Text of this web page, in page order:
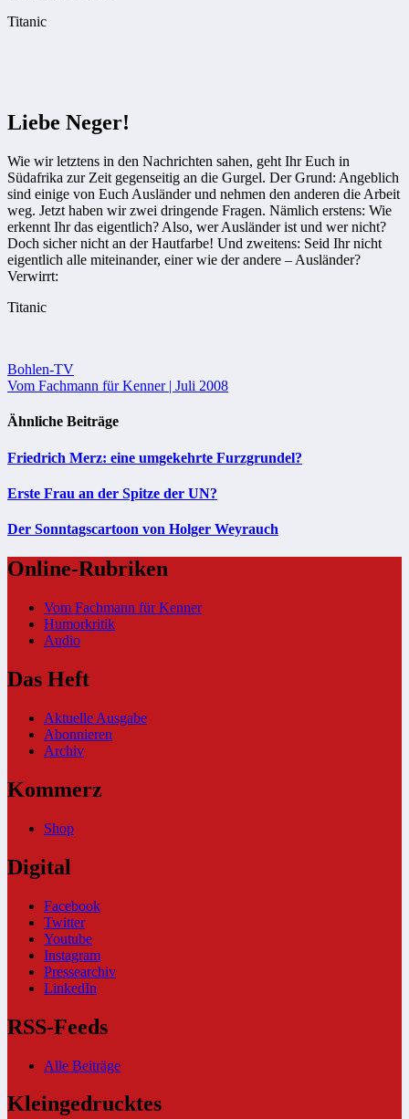
Titanic
Liebe Neger!
Wie wir letztens in den Nachrichten sahen, geht Ihr Euch in
Südafrika zur Zeit gegenseitig an die Gurgel. Der Grund: Angeblich
sind einige von Euch Ausländer und nehmen den anderen die Arbeit
weg. Jetzt haben wir zwei dringende Fragen. Nämlich erstens: Wie
erkennt Ihr das eigentlich? Also, wer Ausländer ist und wer nicht?
Doch sicher nicht an der Hautfarbe! Und zweitens: Seid Ihr nicht
eigentlich alle miteinander, einer wie der andere – Ausländer?
Verwirrt:
Titanic
Beitragsnavigation
Bohlen-TV
Vom Fachmann für Kenner | Juli 2008
Ähnliche Beiträge
Friedrich Merz: eine umgekehrte Furzgrundel?
Erste Frau an der Spitze der UN?
Der Sonntagscartoon von Holger Weyrauch
Online-Rubriken
Vom Fachmann für Kenner
Humorkritik
Audio
Das Heft
Aktuelle Ausgabe
Abonnieren
Archiv
Kommerz
Shop
Digital
Facebook
Twitter
Youtube
Instagram
Pressearchiv
LinkedIn
RSS-Feeds
Alle Beiträge
Kleingedrucktes